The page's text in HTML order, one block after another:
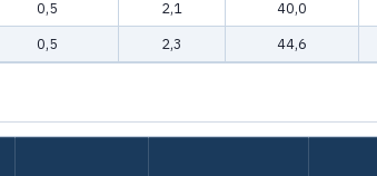
0,5 2,1 40,0
0,5 2,3 44,6